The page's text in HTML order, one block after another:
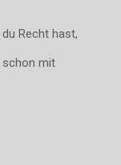
Recht hast,
schon mit